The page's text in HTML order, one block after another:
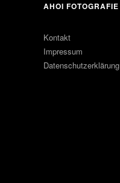
AHOI FOTOGRAFIE
Kontakt
Impressum
Datenschutzerklärung